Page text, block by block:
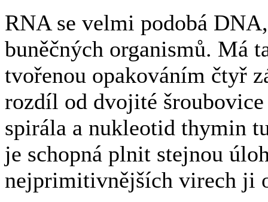
RNA se velmi podobá
buněčných organismů. Má
tvořenou opakováním čtyř
rozdíl od dvojité
spirála a nukleotid thymin
je schopná plnit stejnou
nejprimitivnějších virech ji